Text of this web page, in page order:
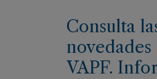
Consulta
novedades
VAPF.